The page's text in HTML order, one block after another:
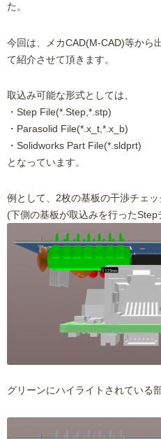
た。
今回は、メカCAD(M-CAD)等から
て紹介させて頂きます。
取込み可能な形式としては、
・Step File(*.Step,*.stp)
・Parasolid File(*.x_t,*.x_b)
・Solidworks Part File(*.sldprt)
となっています。
例として、2枚の基板の干渉チェ
(下側の基板が取込みを行ったStep
グリーンにハイライトされている